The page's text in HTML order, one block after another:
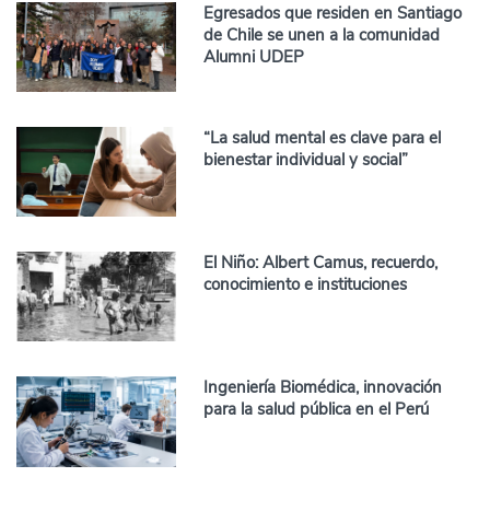
Egresados que residen en Santiago
de Chile se unen a la comunidad
Alumni UDEP
“La salud mental es clave para el
bienestar individual y social”
El Niño: Albert Camus, recuerdo,
conocimiento e instituciones
Ingeniería Biomédica, innovación
para la salud pública en el Perú